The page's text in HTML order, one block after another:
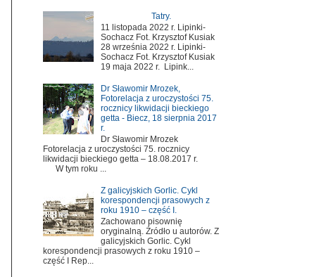
Tatry.
11 listopada 2022 r. Lipinki-
Sochacz Fot. Krzysztof Kusiak
28 września 2022 r. Lipinki-
Sochacz Fot. Krzysztof Kusiak
19 maja 2022 r. Lipink...
Dr Sławomir Mrozek,
Fotorelacja z uroczystości 75.
rocznicy likwidacji bieckiego
getta - Biecz, 18 sierpnia 2017
r.
Dr Sławomir Mrozek
Fotorelacja z uroczystości 75. rocznicy
likwidacji bieckiego getta – 18.08.2017 r.
W tym roku ...
Z galicyjskich Gorlic. Cykl
korespondencji prasowych z
roku 1910 – część I.
Zachowano pisownię
oryginalną. Źródło u autorów. Z
galicyjskich Gorlic. Cykl
korespondencji prasowych z roku 1910 –
część I Rep...